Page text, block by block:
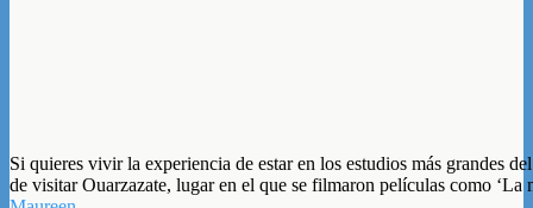
Si quieres vivir la experiencia de estar en los estudios más grandes
de visitar Ouarzazate, lugar en el que se filmaron películas como ‘La